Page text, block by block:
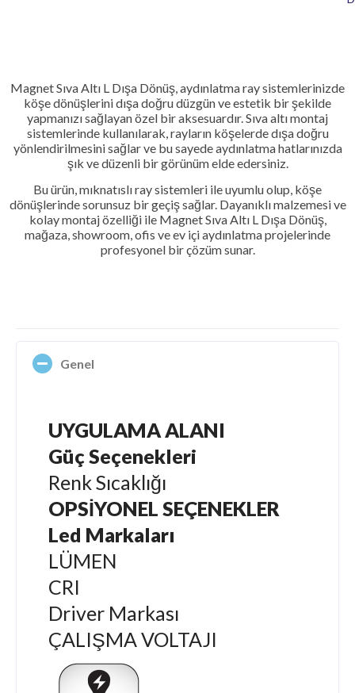
Magnet Sıva Altı L Dışa Dönüş, aydınlatma ray sistemlerinizde
köşe dönüşlerini dışa doğru düzgün ve estetik bir şekilde
yapmanızı sağlayan özel bir aksesuardır. Sıva altı montaj
sistemlerinde kullanılarak, rayların köşelerde dışa doğru
yönlendirilmesini sağlar ve bu sayede aydınlatma hatlarınızda
şık ve düzenli bir görünüm elde edersiniz.
Bu ürün, mıknatıslı ray sistemleri ile uyumlu olup, köşe
dönüşlerinde sorunsuz bir geçiş sağlar. Dayanıklı malzemesi ve
kolay montaj özelliği ile Magnet Sıva Altı L Dışa Dönüş,
mağaza, showroom, ofis ve ev içi aydınlatma projelerinde
profesyonel bir çözüm sunar.
Genel
UYGULAMA ALANI
Güç Seçenekleri
Renk Sıcaklığı
OPSİYONEL SEÇENEKLER
Led Markaları
LÜMEN
CRI
Driver Markası
ÇALIŞMA VOLTAJI